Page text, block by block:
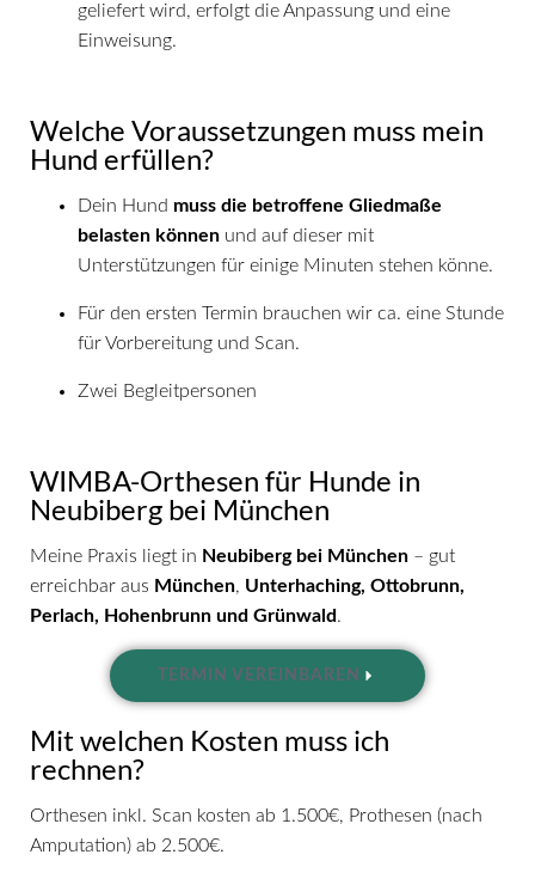
geliefert wird, erfolgt die Anpassung und eine
Einweisung.
Welche Voraussetzungen muss mein
Hund erfüllen?
Dein Hund muss die betroffene Gliedmaße
belasten können und auf dieser mit
Unterstützungen für einige Minuten stehen könne.
Für den ersten Termin brauchen wir ca. eine Stunde
für Vorbereitung und Scan.
Zwei Begleitpersonen
WIMBA-Orthesen für Hunde in
Neubiberg bei München
Meine Praxis liegt in Neubiberg bei München – gut
erreichbar aus München, Unterhaching, Ottobrunn,
Perlach, Hohenbrunn und Grünwald.
TERMIN VEREINBAREN
Mit welchen Kosten muss ich
rechnen?
Orthesen inkl. Scan kosten ab 1.500€, Prothesen (nach
Amputation) ab 2.500€.